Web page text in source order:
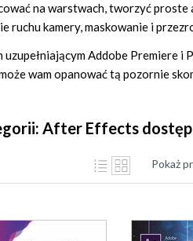
na warstwach, tworzyć
ruchu kamery, maskowanie i
Addobe Premiere i
wam opanować tą pozornie
After Effects
Pokaż